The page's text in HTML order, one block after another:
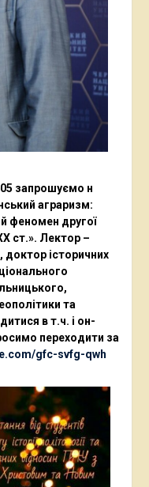
запрошуємо н
аграризм:
феномен другої
ст.». Лектор –
доктор історичних
та
в т.ч. і он-
переходити за
gfc-svfg-qwh